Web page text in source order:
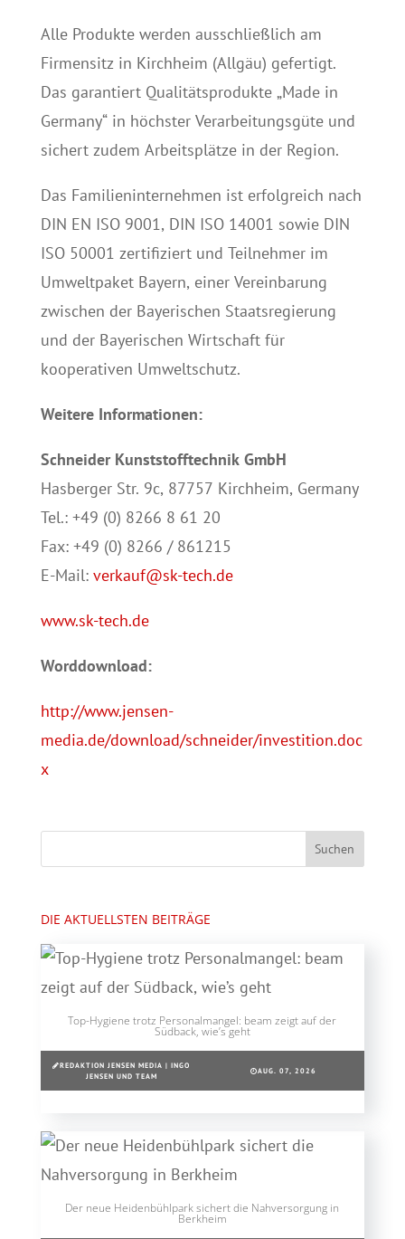
Alle Produkte werden ausschließlich am
Firmensitz in Kirchheim (Allgäu) gefertigt.
Das garantiert Qualitätsprodukte „Made in
Germany“ in höchster Verarbeitungsgüte und
sichert zudem Arbeitsplätze in der Region.
Das Familieninternehmen ist erfolgreich nach
DIN EN ISO 9001, DIN ISO 14001 sowie DIN
ISO 50001 zertifiziert und Teilnehmer im
Umweltpaket Bayern, einer Vereinbarung
zwischen der Bayerischen Staatsregierung
und der Bayerischen Wirtschaft für
kooperativen Umweltschutz.
Weitere Informationen:
Schneider Kunststofftechnik GmbH
Hasberger Str. 9c, 87757 Kirchheim, Germany
Tel.: +49 (0) 8266 8 61 20
Fax: +49 (0) 8266 / 861215
E-Mail: verkauf@sk-tech.de
www.sk-tech.de
Worddownload:
http://www.jensen-
media.de/download/schneider/investition.doc
x
DIE AKTUELLSTEN BEITRÄGE
Top-Hygiene trotz Personalmangel: beam zeigt auf der
Südback, wie’s geht
REDAKTION JENSEN MEDIA | INGO
JENSEN UND TEAM
AUG. 07, 2026
Der neue Heidenbühlpark sichert die Nahversorgung in
Berkheim